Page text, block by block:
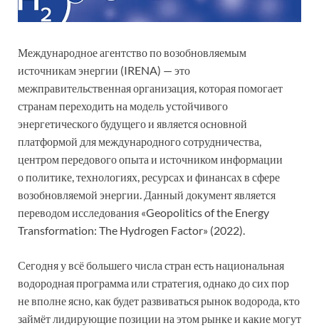
Международное агентство по возобновляемым
источникам энергии (IRENA) — это
межправительственная организация, которая помогает
странам переходить на модель устойчивого
энергетического будущего и является основной
платформой для международного сотрудничества,
центром передового опыта и источником информации
о политике, технологиях, ресурсах и финансах в сфере
возобновляемой энергии. Данный документ является
переводом исследования «Geopolitics of the Energy
Transformation: The Hydrogen Factor» (2022).
Сегодня у всё большего числа стран есть национальная
водородная программа или стратегия, однако до сих пор
не вполне ясно, как будет развиваться рынок водорода, кто
займёт лидирующие позиции на этом рынке и какие могут